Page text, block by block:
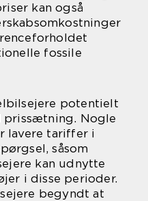
kan også
fossile
potentielt
prissætning. Nogle
lavere tariffer i
såsom
kan udnytte
i disse perioder.
begyndt at